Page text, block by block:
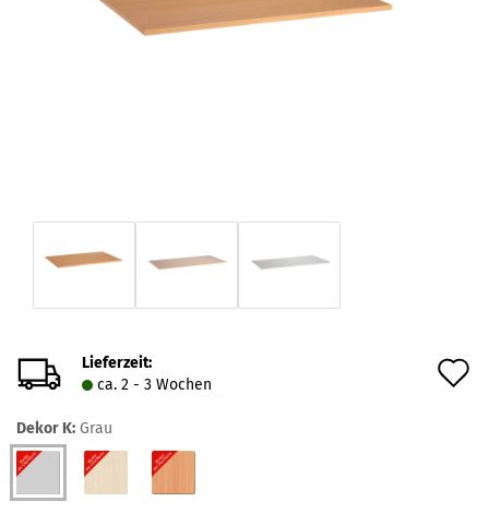
Lieferzeit:
ca. 2 - 3 Wochen
Dekor K: Grau